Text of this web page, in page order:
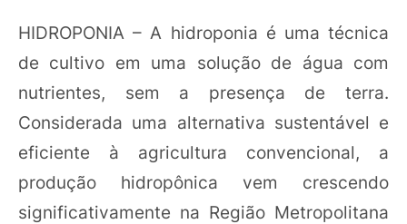
HIDROPONIA – A hidroponia é uma técnica
de cultivo em uma solução de água com
nutrientes, sem a presença de terra.
Considerada uma alternativa sustentável e
eficiente à agricultura convencional, a
produção hidropônica vem crescendo
significativamente na Região Metropolitana